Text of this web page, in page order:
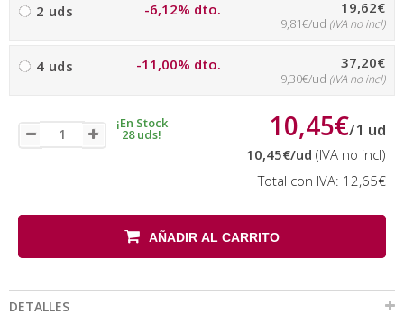
2 uds -6,12% dto. 19,62€
9,81€/ud (IVA no incl)
4 uds -11,00% dto. 37,20€
9,30€/ud (IVA no incl)
¡En Stock
28 uds! 10,45€/1 ud
10,45€/ud (IVA no incl)
Total con IVA: 12,65€
AÑADIR AL CARRITO
DETALLES